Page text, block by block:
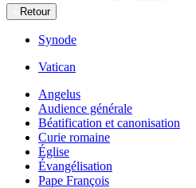
Retour
Synode
Vatican
Angelus
Audience générale
Béatification et canonisation
Curie romaine
Église
Évangélisation
Pape François